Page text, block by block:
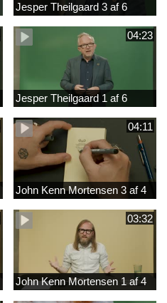
Jesper Theilgaard 3 af 6
04:23
Jesper Theilgaard 1 af 6
04:11
John Kenn Mortensen 3 af 4
03:32
John Kenn Mortensen 1 af 4